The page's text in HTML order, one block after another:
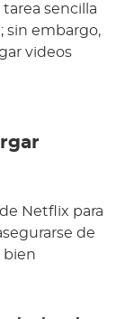
sencilla
sin embargo,
videos
Netflix para
de
bien